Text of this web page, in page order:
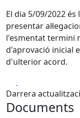
El dia 5/09/2022
presentar
l'esmentat termini
d'aprovació inicial
d'ulterior acord.
Darrera
Documents